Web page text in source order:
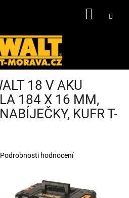
18 V AKU
184 X 16 MM,
KUFR T-
Podrobnosti hodnocení